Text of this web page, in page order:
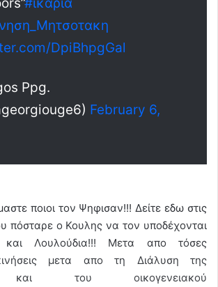
DpiBhpgGal
Ppg.
February 6,
ποιοι τον Ψηφισαν!!! Δείτε εδω στις
πόσταρε ο Κουλης να τον υποδέχονται
και Λουλούδια!!! Μετα απο τόσες
μετα απο τη Διάλυση της
και του οικογενειακού